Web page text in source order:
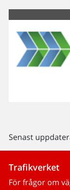
Senast
Trafikverket
För frågor om